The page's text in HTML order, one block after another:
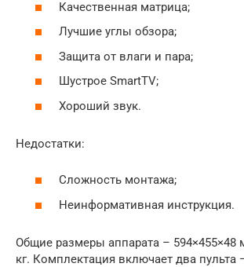
Качественная матрица;
Лучшие углы обзора;
Защита от влаги и пара;
Шустрое SmartTV;
Хороший звук.
Недостатки:
Сложность монтажа;
Неинформативная инструкция.
Общие размеры аппарата – 594×455×48
кг. Комплектация включает два пульта